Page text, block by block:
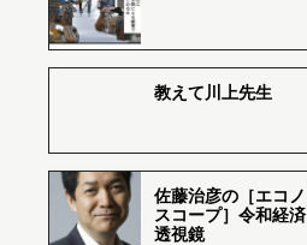
教えて川上先生
佐藤治彦の［エコノ
スコープ］令和経済
透視鏡